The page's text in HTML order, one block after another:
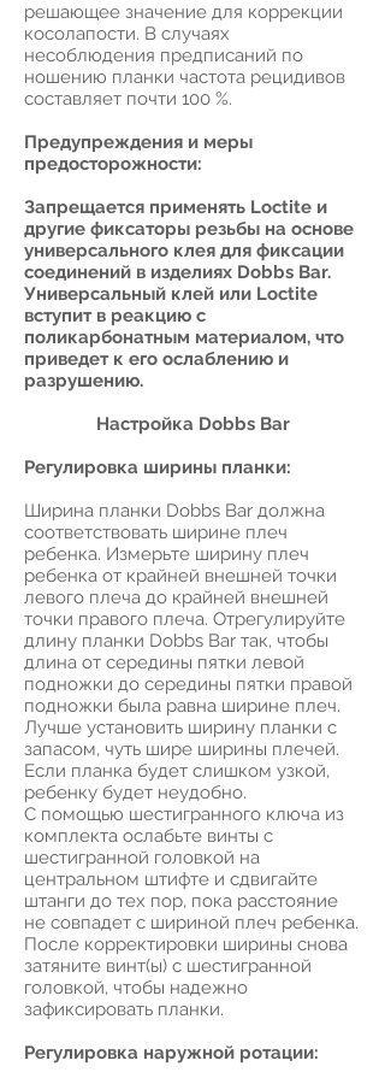
решающее значение для коррекции
косолапости. В случаях
несоблюдения предписаний по
ношению планки частота рецидивов
составляет почти 100 %.
Предупреждения и меры
предосторожности:
Запрещается применять Loctite и
другие фиксаторы резьбы на основе
универсального клея для фиксации
соединений в изделиях Dobbs Bar.
Универсальный клей или Loctite
вступит в реакцию с
поликарбонатным материалом, что
приведет к его ослаблению и
разрушению.
Настройка Dobbs Bar
Регулировка ширины планки:
Ширина планки Dobbs Bar должна
соответствовать ширине плеч
ребенка. Измерьте ширину плеч
ребенка от крайней внешней точки
левого плеча до крайней внешней
точки правого плеча. Отрегулируйте
длину планки Dobbs Bar так, чтобы
длина от середины пятки левой
подножки до середины пятки правой
подножки была равна ширине плеч.
Лучше установить ширину планки с
запасом, чуть шире ширины плечей.
Если планка будет слишком узкой,
ребенку будет неудобно.
С помощью шестигранного ключа из
комплекта ослабьте винты с
шестигранной головкой на
центральном штифте и сдвигайте
штанги до тех пор, пока расстояние
не совпадет с шириной плеч ребенка.
После корректировки ширины снова
затяните винт(ы) с шестигранной
головкой, чтобы надежно
зафиксировать планки.
Регулировка наружной ротации: